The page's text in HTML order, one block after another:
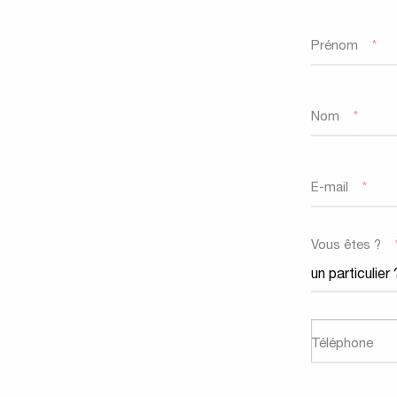
Prénom *
Nom *
E-mail *
Vous êtes ?
Téléphone